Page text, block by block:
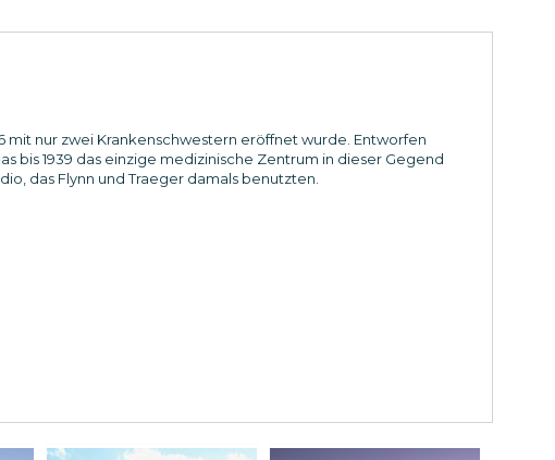
mit nur zwei Krankenschwestern eröffnet wurde. Entworfen
bis 1939 das einzige medizinische Zentrum in dieser Gegend
das Flynn und Traeger damals benutzten.